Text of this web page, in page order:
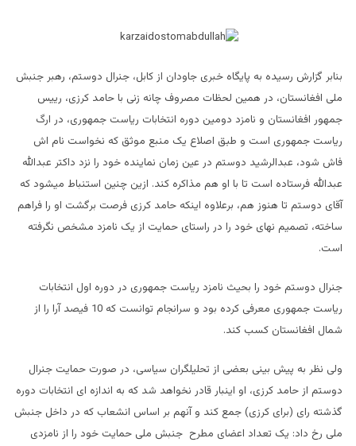
بنابر گزارش رسیده به پایگاه خبری جاودان از کابل، جنرال دوستم، رهبر جنبش
ملی افغانستان، در همین لحظات مصروف چانه زنی با حامد کرزی، رییس
جمهور افغانستان و نامزد دومین دوره انتخابات ریاست جمهوری، در ارگ
ریاست جمهوری است و طبق اصلاع یک منبع موثق که نخواست نام اش
فاش شود، عبدالرشید دوستم در عین زمان نماینده خود را نزد داکتر عبدالله
عبدالله فرستاده است تا با او هم مذاکره کند. ازین چنین استنباط میشود که
آقای دوستم تا هنوز هم، برعلاوه اینکه حامد کرزی فرصت برگشت او را فراهم
ساخته، تصمیم نهای خود را در راستای حمایت از یک نامزد مشخص نگرفته
است.
جنرال دوستم خود را بحیث نامزد ریاست جمهوری در دوره اول انتخابات
ریاست جمهوری معرفی کرده بود و سرانجام توانست که 10 فیصد آرا را از
شمال افغانستان کسب کند.
ولی نظر به پیش بینی بعضی از تحلیلگران سیاسی، در صورت حمایت جنرال
دوستم از حامد کرزی، او اینبار قادر نخواهد شد که به اندازه ای انتخابات دوره
گذشته رای (برای کرزی) جمع کند و آنهم بر اساس انشعاب که در داخل جنبش
ملی رخ داد: یک تعداد اعضای مطرح جنبش ملی حمایت خود را از نامزدی